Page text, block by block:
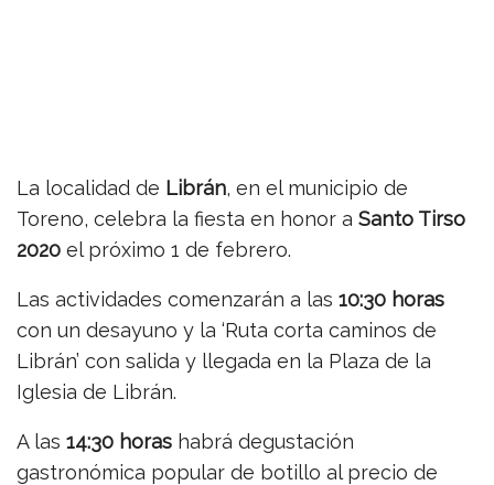
La localidad de Librán, en el municipio de
Toreno, celebra la fiesta en honor a Santo Tirso
2020 el próximo 1 de febrero.
Las actividades comenzarán a las 10:30 horas
con un desayuno y la ‘Ruta corta caminos de
Librán’ con salida y llegada en la Plaza de la
Iglesia de Librán.
A las 14:30 horas habrá degustación
gastronómica popular de botillo al precio de